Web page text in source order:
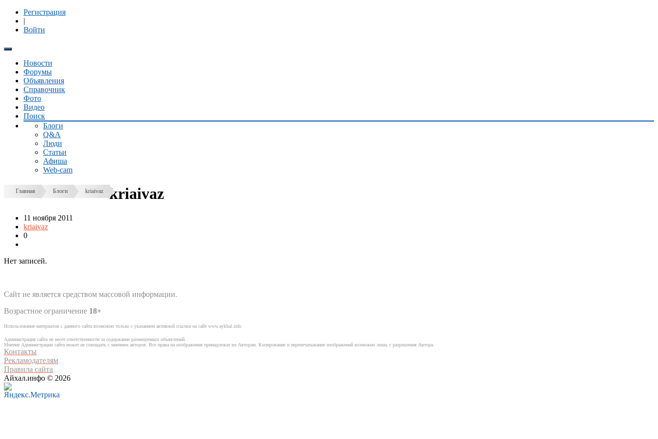
Регистрация
|
Войти
Новости
Форумы
Объявления
Справочник
Фото
Видео
Поиск
Блоги
Q&A
Люди
Статьи
Афиша
Web-cam
Главная Блоги kriaivaz kriaivaz
11 ноября 2011
kriaivaz
0
Нет записей.
Сайт не является средством массовой информации.
Возрастное ограничение 18+
Использование материалов с данного сайта возможно только с указанием активной ссылки на сайт www.aykhal.info
Администрация сайта не несет ответственности за содержание размещенных объявлений.
Мнение Администрации сайта может не совпадать с мнением авторов. Все права на изображения принадлежат их Авторам. Копирование и перепечатывание изображений возможно лишь с разрешения Автора.
Контакты
Рекламодателям
Правила сайта
Айхал.инфо © 2026